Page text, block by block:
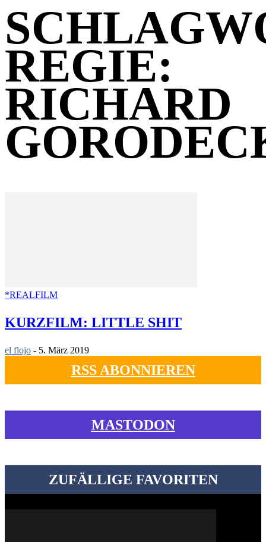
REGIE:
RICHARD
*REALFILM
KURZFILM: LITTLE SHIT
el flojo - 5. März 2019
RSS ABONNIEREN
MASTODON
ZUFÄLLIGE FAVORITEN